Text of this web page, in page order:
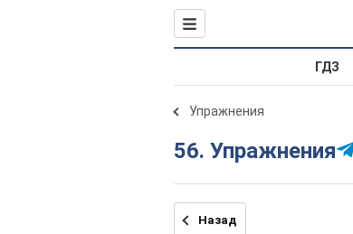
ГДЗ
Упражнения
56. Упражнения
Назад